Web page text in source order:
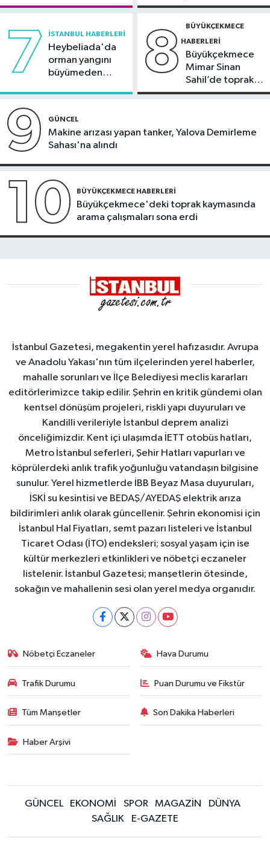
7 İSTANBUL HABERLERI
Heybeliada'da
orman yangını
büyümeden
8 BÜYÜKÇEKMECE
HABERLERI
Büyükçekmece
Mimar Sinan
Sahil’de toprak
kayması
9 GÜNCEL
Makine arızası yapan tanker, Yalova Demirleme
Sahası'na alındı
10 BÜYÜKÇEKMECE HABERLERI
Büyükçekmece'deki toprak kaymasında
arama çalışmaları sona erdi
İstanbul Gazetesi, megakentin yerel hafızasıdır. Avrupa
ve Anadolu Yakası'nın tüm ilçelerinden yerel haberler,
mahalle sorunları ve İlçe Belediyesi meclis kararları
editörlerimizce takip edilir. Şehrin en kritik gündemi olan
kentsel dönüşüm projeleri, riskli yapı duyuruları ve
Kandilli verileriyle İstanbul deprem analizi
önceliğimizdir. Kent içi ulaşımda İETT otobüs hatları,
Metro İstanbul seferleri, Şehir Hatları vapurları ve
köprülerdeki anlık trafik yoğunluğu vatandaşın bilgisine
sunulur. Yerel hizmetlerde İBB Beyaz Masa duyuruları,
İSKİ su kesintisi ve BEDAŞ/AYEDAŞ elektrik arıza
bildirimleri anlık olarak güncellenir. Şehrin ekonomisi için
İstanbul Hal Fiyatları, semt pazarı listeleri ve İstanbul
Ticaret Odası (İTO) endeksleri; sosyal yaşam için ise
kültür merkezleri etkinlikleri ve nöbetçi eczaneler
listelenir. İstanbul Gazetesi; manşetlerin ötesinde,
sokağın ve mahallenin sesi olan yerel medya organıdır.
Nöbetçi Eczaneler Hava Durumu
Trafik Durumu Puan Durumu ve Fikstür
Tüm Manşetler Son Dakika Haberleri
Haber Arşivi
GÜNCEL EKONOMİ SPOR MAGAZİN
DÜNYA
SAĞLIK
E-GAZETE